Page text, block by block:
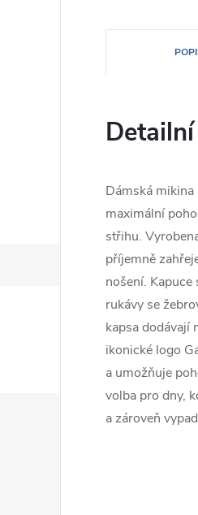
Dámská
maximální
střihu.
příjemně
nošení.
rukávy se
kapsa dodávají
ikonické logo
a umožňuje
volba pro dny,
a zároveň